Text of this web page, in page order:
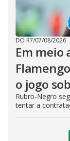
DO R7/07/08/2026
Em meio
o jogo
Rubro-Negro
tentar a